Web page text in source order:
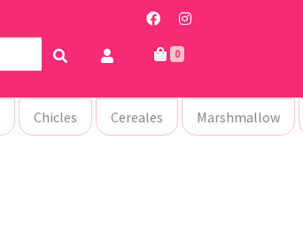
0
Chicles Cereales Marshmallow